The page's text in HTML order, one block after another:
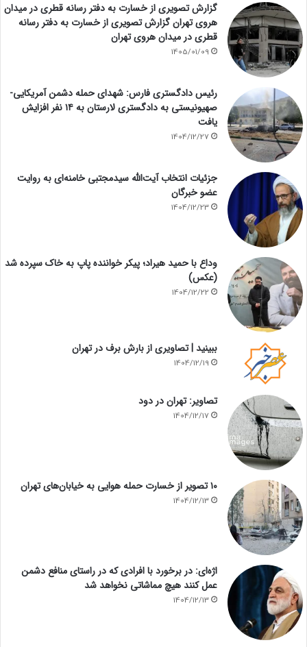
گزارش تصویری از خسارت به دفتر رسانه قطری در میدان
هروی تهران گزارش تصویری از خسارت به دفتر رسانه
قطری در میدان هروی تهران
1405/01/09
رئیس دادگستری فارس: شهدای حمله دشمن آمریکایی-
صهیونیستی به دادگستری لارستان به ۱۴ نفر افزایش
یافت
1404/12/27
جزئیات انتخاب آیت‌الله سیدمجتبی خامنه‌ای به روایت
عضو خبرگان
1404/12/23
وداع با حمید هیراد؛ پیکر خواننده پاپ به خاک سپرده شد
(عکس)
1404/12/22
ببینید | تصاویری از بارش برف در تهران
1404/12/19
تصاویر: تهران در دود
1404/12/17
۱۰ تصویر از خسارت حمله هوایی به خیابان‌های تهران
1404/12/13
اژه‌ای: در برخورد با افرادی که در راستای منافع دشمن
عمل کنند هیچ مماشاتی نخواهد شد
1404/12/13